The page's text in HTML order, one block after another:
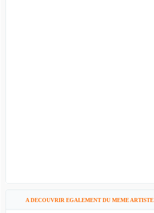
A DECOUVRIR EGALEMENT DU MEME ARTISTE